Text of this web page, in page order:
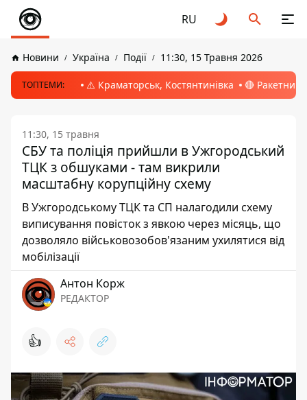
RU
Новини Україна Події 11:30, 15 Травня 2026
ТОПТЕМИ: ⚠️ Краматорськ, Костянтинівка 🔴 Ракетний
11:30, 15 травня
СБУ та поліція прийшли в Ужгородський
ТЦК з обшуками - там викрили
масштабну корупційну схему
В Ужгородському ТЦК та СП налагодили схему
виписування повісток з явкою через місяць, що
дозволяло військовозобов'язаним ухилятися від
мобілізації
Антон Корж
РЕДАКТОР
👍